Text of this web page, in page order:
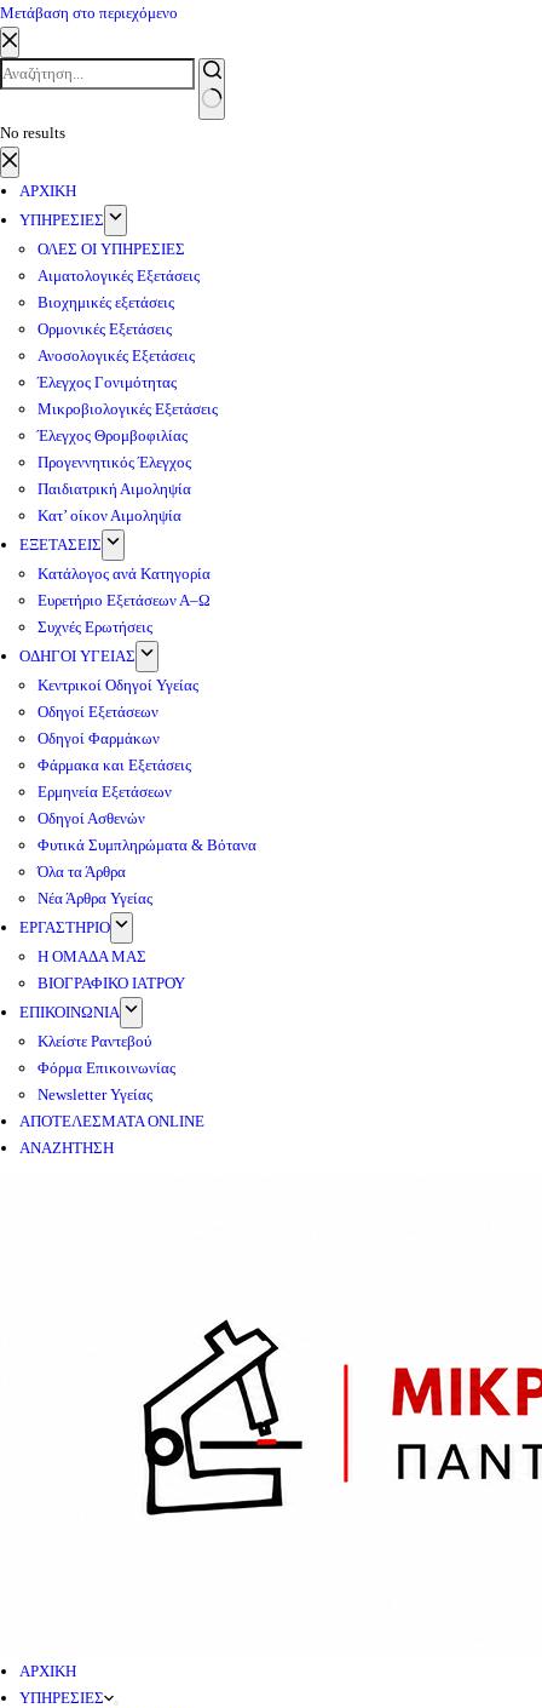
Μετάβαση στο περιεχόμενο
No results
ΑΡΧΙΚΗ
ΥΠΗΡΕΣΙΕΣ
ΟΛΕΣ ΟΙ ΥΠΗΡΕΣΙΕΣ
Αιματολογικές Εξετάσεις
Βιοχημικές εξετάσεις
Ορμονικές Εξετάσεις
Ανοσολογικές Εξετάσεις
Έλεγχος Γονιμότητας
Μικροβιολογικές Εξετάσεις
Έλεγχος Θρομβοφιλίας
Προγεννητικός Έλεγχος
Παιδιατρική Αιμοληψία
Κατ’ οίκον Αιμοληψία
ΕΞΕΤΑΣΕΙΣ
Κατάλογος ανά Κατηγορία
Ευρετήριο Εξετάσεων Α–Ω
Συχνές Ερωτήσεις
ΟΔΗΓΟΙ ΥΓΕΙΑΣ
Κεντρικοί Οδηγοί Υγείας
Οδηγοί Εξετάσεων
Οδηγοί Φαρμάκων
Φάρμακα και Εξετάσεις
Ερμηνεία Εξετάσεων
Οδηγοί Ασθενών
Φυτικά Συμπληρώματα & Βότανα
Όλα τα Άρθρα
Νέα Άρθρα Υγείας
ΕΡΓΑΣΤΗΡΙΟ
Η ΟΜΑΔΑ ΜΑΣ
ΒΙΟΓΡΑΦΙΚΟ ΙΑΤΡΟΥ
ΕΠΙΚΟΙΝΩΝΙΑ
Κλείστε Ραντεβού
Φόρμα Επικοινωνίας
Newsletter Υγείας
ΑΠΟΤΕΛΕΣΜΑΤΑ ONLINE
ΑΝΑΖΗΤΗΣΗ
ΑΡΧΙΚΗ
ΥΠΗΡΕΣΙΕΣ